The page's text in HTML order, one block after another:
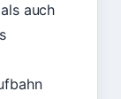
auch